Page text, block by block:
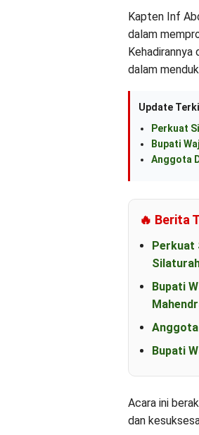
Kapten Inf
dalam
dalam
Update
Perkuat
Bupati
Anggota
🔥 Berita
Perkuat
Bupati
Anggota
Bupati
Acara ini
dan